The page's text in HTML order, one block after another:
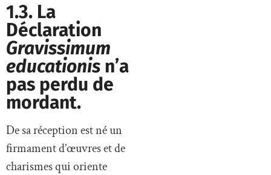
1.3. La
Déclaration
Gravissimum
educationis n’a
pas perdu de
mordant.
De sa réception est né un
firmament d’œuvres et de
charismes qui oriente